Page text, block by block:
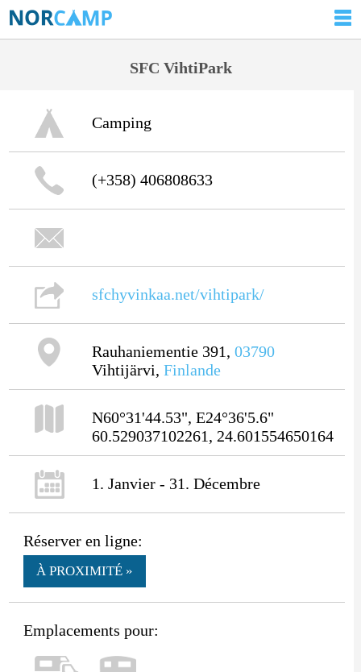
SFC VihtiPark
Camping
(+358) 406808633
sfchyvinkaa.net/vihtipark/
Rauhaniementie 391, 03790
Vihtijärvi, Finlande
N60°31'44.53", E24°36'5.6"
60.529037102261, 24.601554650164
1. Janvier - 31. Décembre
Réserver en ligne:
À PROXIMITÉ »
Emplacements pour: